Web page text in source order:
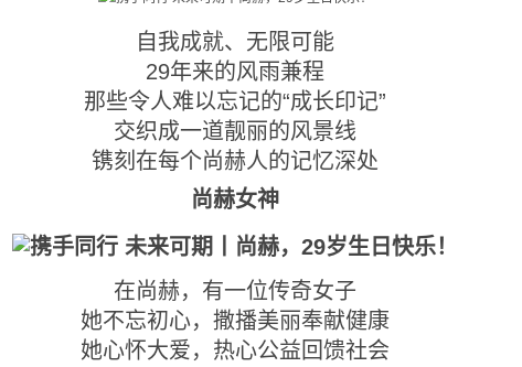
自我成就、无限可能
29年来的风雨兼程
那些令人难以忘记的“成长印记”
交织成一道靓丽的风景线
镌刻在每个尚赫人的记忆深处
尚赫女神
在尚赫，有一位传奇女子
她不忘初心，撒播美丽奉献健康
她心怀大爱，热心公益回馈社会